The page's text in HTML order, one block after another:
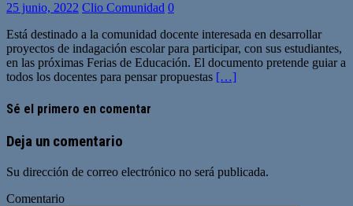
25 junio, 2022 Clio Comunidad 0
Está destinado a la comunidad docente interesada en desarrollar
proyectos de indagación escolar para participar, con sus estudiantes,
en las próximas Ferias de Educación. El documento pretende guiar a
todos los docentes para pensar propuestas […]
Sé el primero en comentar
Deja un comentario
Su dirección de correo electrónico no será publicada.
Comentario